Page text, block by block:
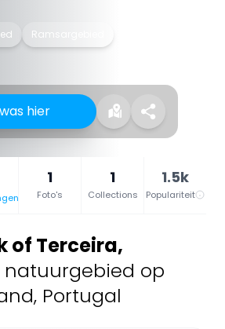
Ramsargebied
hier
1
Foto's
1
Collections
1.5k
Populariteit
of Terceira,
natuurgebied op
Portugal